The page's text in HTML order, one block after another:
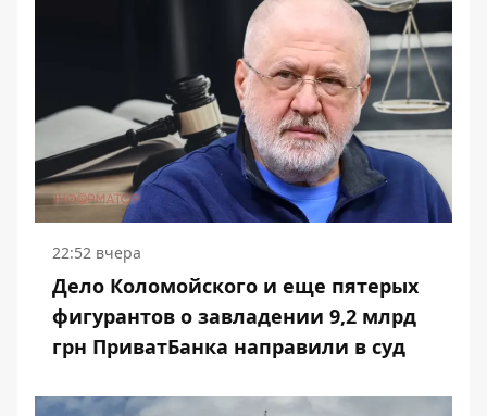
22:52 вчера
Дело Коломойского и еще пятерых
фигурантов о завладении 9,2 млрд
грн ПриватБанка направили в суд